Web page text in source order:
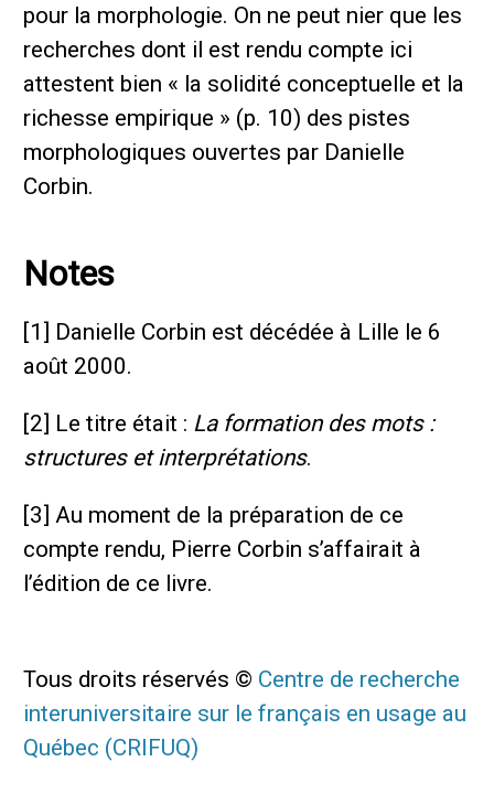
pour la morphologie. On ne peut nier que les
recherches dont il est rendu compte ici
attestent bien « la solidité conceptuelle et la
richesse empirique » (p. 10) des pistes
morphologiques ouvertes par Danielle
Corbin.
Notes
[1] Danielle Corbin est décédée à Lille le 6
août 2000.
[2] Le titre était : La formation des mots :
structures et interprétations.
[3] Au moment de la préparation de ce
compte rendu, Pierre Corbin s’affairait à
l’édition de ce livre.
Tous droits réservés © Centre de recherche
interuniversitaire sur le français en usage au
Québec (CRIFUQ)